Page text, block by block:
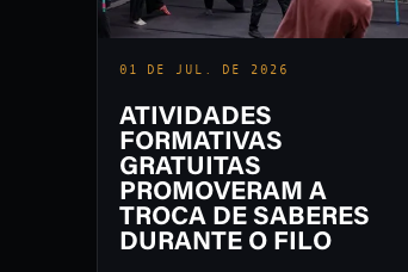
01 DE JUL. DE 2026
ATIVIDADES
FORMATIVAS
GRATUITAS
PROMOVERAM A
TROCA DE SABERES
DURANTE O FILO